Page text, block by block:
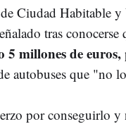
Ciudad Habitable
tras conocerse
5 millones de euros,
autobuses que "no
por conseguirlo